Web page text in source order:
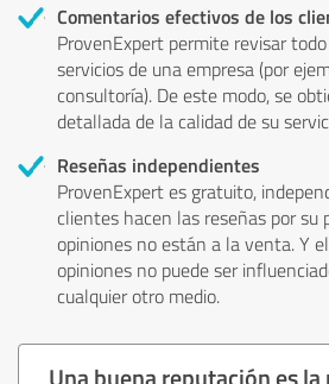
Comentarios efectivos de los
ProvenExpert permite revisar
servicios de una empresa (por
consultoría). De este modo, se
detallada de la calidad de su
Reseñas independientes
ProvenExpert es gratuito,
clientes hacen las reseñas por su
opiniones no están a la venta. Y
opiniones no puede ser
cualquier otro medio.
Una buena reputación es